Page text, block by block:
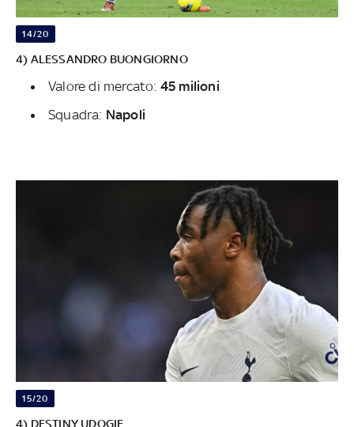
14/20
4) ALESSANDRO BUONGIORNO
Valore di mercato: 45 milioni
Squadra: Napoli
15/20
4) DESTINY UDOGIE